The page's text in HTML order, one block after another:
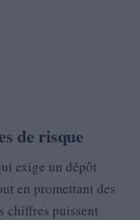
de risque
exige un dépôt
en promettant des
chiffres puissent